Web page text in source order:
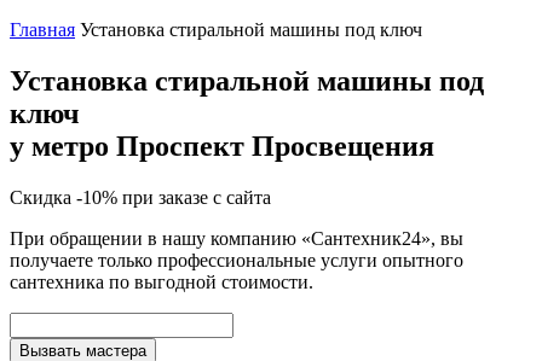
Главная Установка стиральной машины под ключ
Установка стиральной машины под
ключ
у метро Проспект Просвещения
Скидка -10% при заказе с сайта
При обращении в нашу компанию «Сантехник24», вы
получаете только профессиональные услуги опытного
сантехника по выгодной стоимости.
Вызвать мастера